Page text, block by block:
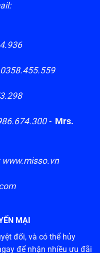
0358.455.559
- Mrs.
www.misso.vn
MẠI
đối, và có thể hủy
để nhận nhiều ưu đãi